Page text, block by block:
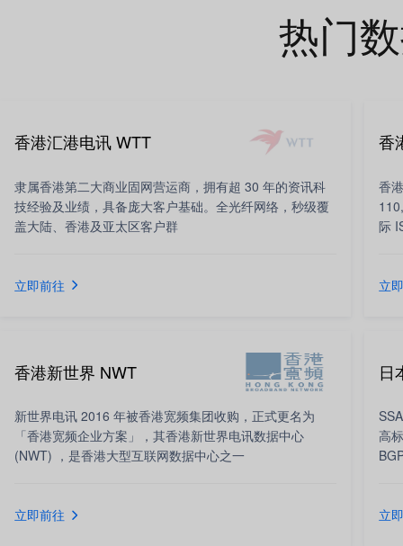
热门
香港汇港电讯 WTT
隶属香港第二大商业固网营运商，拥有超 30 年的资讯科
技经验及业绩，具备庞大客户基础。全光纤网络，秒级覆
盖大陆、香港及亚太区客户群
立即前往
香
香
际
立
香港新世界 NWT
新世界电讯 2016 年被香港宽频集团收购，正式更名为
「香港宽频企业方案」，其香港新世界电讯数据中心
(NWT) ，是香港大型互联网数据中心之一
立即前往
日
高
立